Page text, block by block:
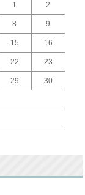
1 2
8 9
15 16
22 23
29 30